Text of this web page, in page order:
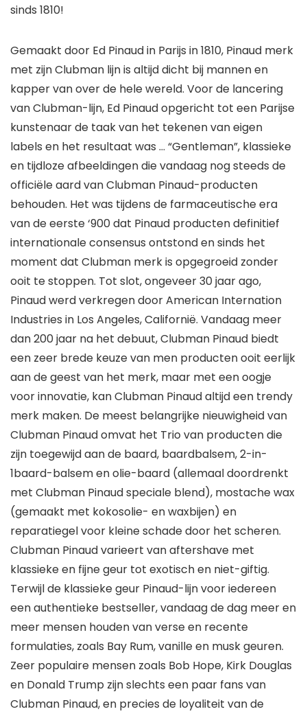
sinds 1810!
Gemaakt door Ed Pinaud in Parijs in 1810, Pinaud merk
met zijn Clubman lijn is altijd dicht bij mannen en
kapper van over de hele wereld. Voor de lancering
van Clubman-lijn, Ed Pinaud opgericht tot een Parijse
kunstenaar de taak van het tekenen van eigen
labels en het resultaat was … “Gentleman”, klassieke
en tijdloze afbeeldingen die vandaag nog steeds de
officiële aard van Clubman Pinaud-producten
behouden. Het was tijdens de farmaceutische era
van de eerste ‘900 dat Pinaud producten definitief
internationale consensus ontstond en sinds het
moment dat Clubman merk is opgegroeid zonder
ooit te stoppen. Tot slot, ongeveer 30 jaar ago,
Pinaud werd verkregen door American Internation
Industries in Los Angeles, Californië. Vandaag meer
dan 200 jaar na het debuut, Clubman Pinaud biedt
een zeer brede keuze van men producten ooit eerlijk
aan de geest van het merk, maar met een oogje
voor innovatie, kan Clubman Pinaud altijd een trendy
merk maken. De meest belangrijke nieuwigheid van
Clubman Pinaud omvat het Trio van producten die
zijn toegewijd aan de baard, baardbalsem, 2-in-
1baard-balsem en olie-baard (allemaal doordrenkt
met Clubman Pinaud speciale blend), mostache wax
(gemaakt met kokosolie- en waxbijen) en
reparatiegel voor kleine schade door het scheren.
Clubman Pinaud varieert van aftershave met
klassieke en fijne geur tot exotisch en niet-giftig.
Terwijl de klassieke geur Pinaud-lijn voor iedereen
een authentieke bestseller, vandaag de dag meer en
meer mensen houden van verse en recente
formulaties, zoals Bay Rum, vanille en musk geuren.
Zeer populaire mensen zoals Bob Hope, Kirk Douglas
en Donald Trump zijn slechts een paar fans van
Clubman Pinaud, en precies de loyaliteit van de